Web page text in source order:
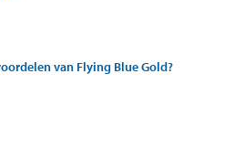
van Flying Blue Gold?